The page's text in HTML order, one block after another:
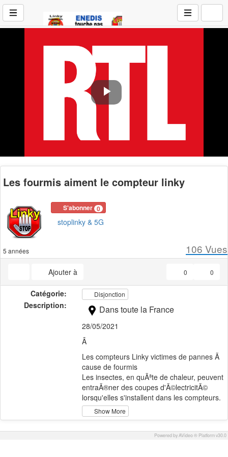
Play
Les fourmis aiment le compteur linky
S'abonner 0
stoplinky & 5G
5 années 106 Vues
Ajouter à 0
0
Catégorie: Disjonction
Description: Dans toute la France
28/05/2021
Â
Les compteurs Linky victimes de pannes Ã
cause de fourmis
Les insectes, en quÃªte de chaleur, peuvent
entraÃ®ner des coupes d'Ã©lectricitÃ©
lorsqu'elles s'installent dans les compteurs.
es fourmis un peu trop envahissantes ont
Ã©lectriques, avec Ã la clÃ© pour des
Show More
Powered by AVideo ® Platform v30.0